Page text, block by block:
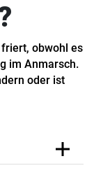
obwohl es
im Anmarsch.
oder ist